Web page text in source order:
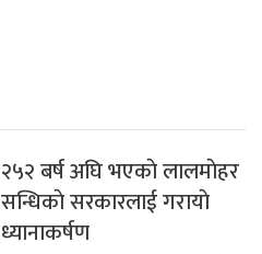
२५२ बर्ष अघि भएकाे लालमाेहर
सन्धिकाे सरकारलाई गरायाे
ध्यानाकर्षण